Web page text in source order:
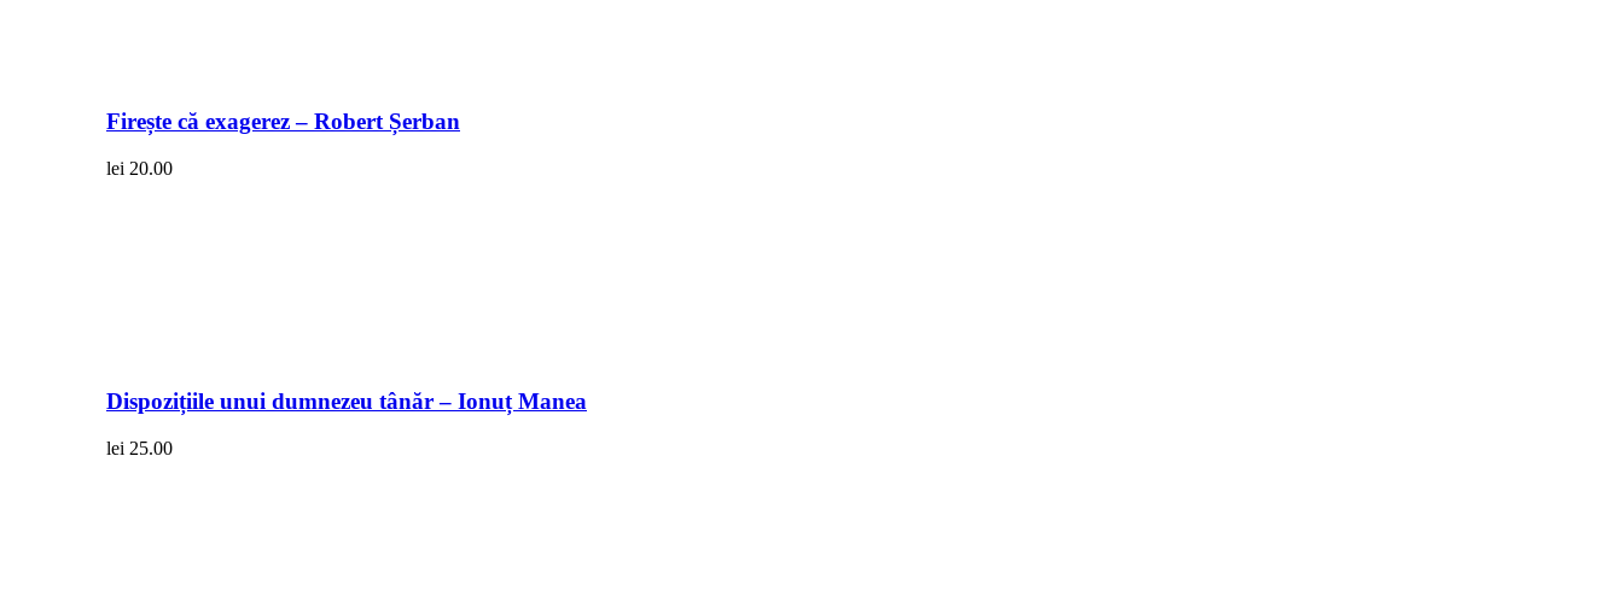
Firește că exagerez – Robert Șerban
lei 20.00
Dispozițiile unui dumnezeu tânăr – Ionuț Manea
lei 25.00